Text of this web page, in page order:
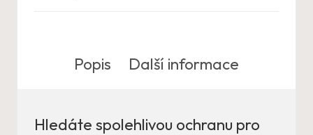
Popis Další informace
Hledáte spolehlivou ochranu pro